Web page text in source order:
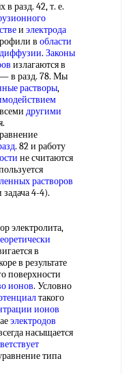
разд. 42, т. е.
и электрода
в области
. Законы
излагаются в
— в разд. 78. Мы
растворы,
другими
. 82 и работу
не считаются
растворов
задача 4-4).
электролита,
в
в результате
поверхности
ионов. Условно
такого
ионов
электродов
насыщается
типа